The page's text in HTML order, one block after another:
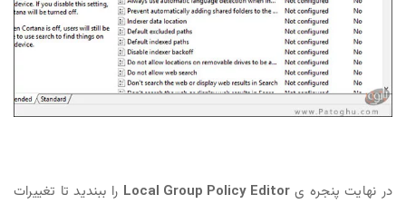
یLocal Group Policy Editorرا ببندید تا تغییرات